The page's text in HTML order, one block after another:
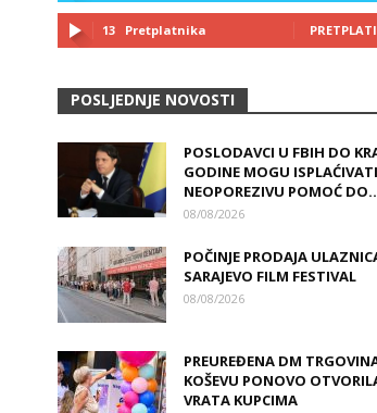
13 Pretplatnika
POSLJEDNJE NOVOSTI
POSLODAVCI U FBIH DO
GODINE MOGU ISPLAĆIVATI
NEOPOREZIVU POMOĆ
08/08/2026
POČINJE PRODAJA
SARAJEVO FILM FESTIVAL
08/08/2026
PREUREĐENA DM
KOŠEVU PONOVO
VRATA KUPCIMA